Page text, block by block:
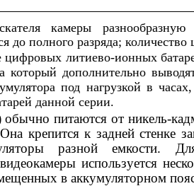
камеры
до полного разряда; количество
цифровых литиево-ионных
который дополнительно
под нагрузкой в
данной серии.
питаются от никель-
крепится к задней стенке
разной емкости.
используется
в аккумуляторном